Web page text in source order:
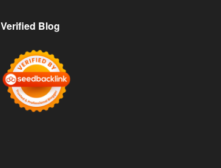
Verified Blog